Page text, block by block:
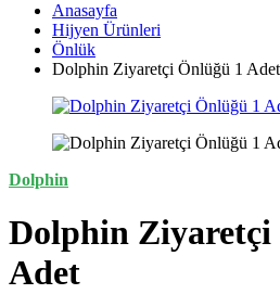
Anasayfa
Hijyen Ürünleri
Önlük
Dolphin Ziyaretçi Önlüğü 1 Adet
Dolphin
Dolphin Ziyaretçi
Adet